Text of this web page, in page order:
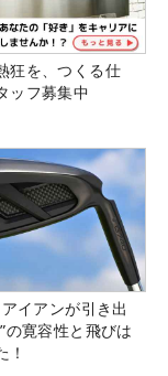
狂を、つくる仕
ッフ募集中
アイアンが引き出
の寛容性と飛びは
！